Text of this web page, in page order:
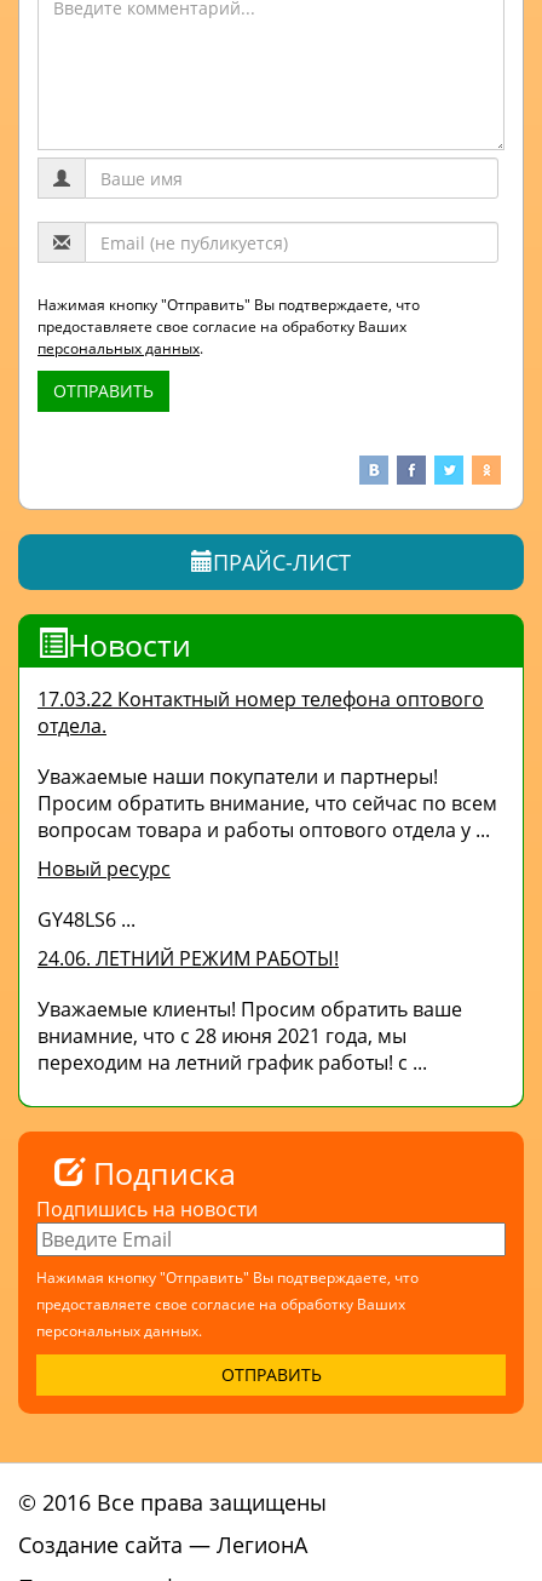
Нажимая кнопку "Отправить" Вы подтверждаете, что
предоставляете свое согласие на обработку Ваших
персональных данных.
ОТПРАВИТЬ
ПРАЙС-ЛИСТ
Новости
17.03.22 Контактный номер телефона оптового
отдела.
Уважаемые наши покупатели и партнеры!
Просим обратить внимание, что сейчас по всем
вопросам товара и работы оптового отдела у ...
Новый ресурс
GY48LS6 ...
24.06. ЛЕТНИЙ РЕЖИМ РАБОТЫ!
Уважаемые клиенты! Просим обратить ваше
вниамние, что с 28 июня 2021 года, мы
переходим на летний график работы! с ...
Подписка
Подпишись на новости
Нажимая кнопку "Отправить" Вы подтверждаете, что
предоставляете свое согласие на обработку Ваших
персональных данных.
© 2016 Все права защищены
Создание сайта — ЛегионА